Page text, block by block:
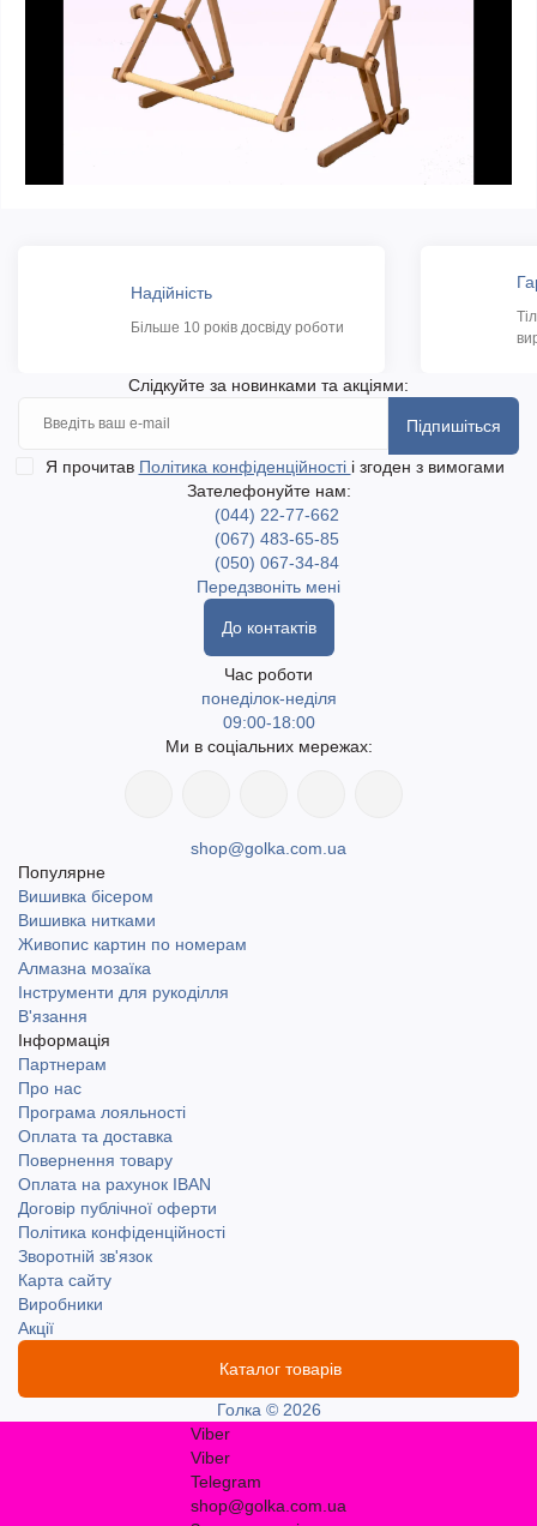
Надійність
Більше 10 років досвіду роботи
Слідкуйте за новинками та акціями:
Підпишіться
Я прочитав Політика конфіденційності і згоден з вимогами
Зателефонуйте нам:
(044) 22-77-662
(067) 483-65-85
(050) 067-34-84
Передзвоніть мені
До контактів
Час роботи
понеділок-неділя
09:00-18:00
Ми в соціальних мережах:
shop@golka.com.ua
Популярне
Вишивка бісером
Вишивка нитками
Живопис картин по номерам
Алмазна мозаїка
Інструменти для рукоділля
В'язання
Інформація
Партнерам
Про нас
Програма лояльності
Оплата та доставка
Повернення товару
Оплата на рахунок IBAN
Договір публічної оферти
Політика конфіденційності
Зворотній зв'язок
Карта сайту
Виробники
Акції
Каталог товарів
Голка © 2026
Viber
Viber
Telegram
shop@golka.com.ua